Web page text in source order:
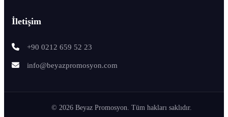
İletişim
+90 0212 659 52 23
info@beyazpromosyon.com
© 2026 Beyaz Promosyon. Tüm hakları saklıdır.